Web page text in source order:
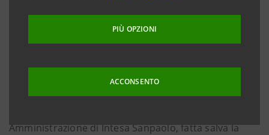
PIÙ OPZIONI
ACCONSENTO
Registro delle Imprese di Torino, come previsto
dall’art. 2501-terc.c., il progetto di fusione per
incorporazione di UBI SISTEMI E SERVIZI S.c.p.A. in
Intesa Sanpaolo S.p.A..
Amministrazione di Intesa Sanpaolo, fatta salva la